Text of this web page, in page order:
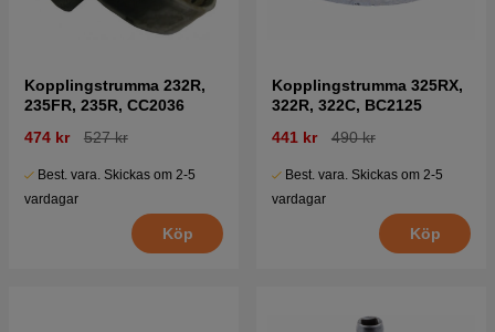
Kopplingstrumma 232R,
235FR, 235R, CC2036
474 kr
527 kr
Best. vara. Skickas om 2-5
vardagar
Köp
Kopplingstrumma 325RX,
322R, 322C, BC2125
441 kr
490 kr
Best. vara. Skickas om 2-5
vardagar
Köp